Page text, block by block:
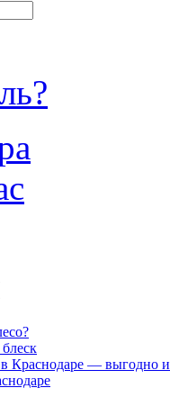
Краснодаре — выгодно и